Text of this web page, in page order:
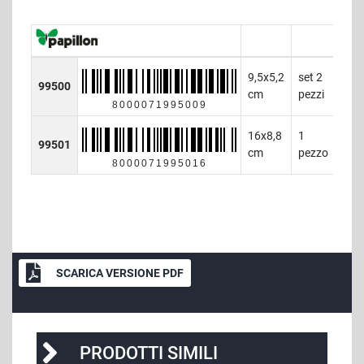
99500
8000071995009
9,5x5,2
cm
set 2
pezzi
99501
8000071995016
16x8,8
cm
1
pezzo
SCARICA VERSIONE PDF
PRODOTTI SIMILI